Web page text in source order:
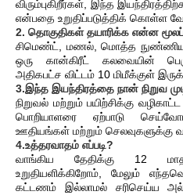
விரும்புகிறீர்கள், இந்த
என்பதை உறுதிப்படுத்திக் கொள்ள
2. தொகுதிகள் தயாரிக்க என்ன
சிமெண்ட், மணல், மொத்த நுண்ணிய
ஒரு கான்கிரீட் கலவையின்
அதிகபட்ச விட்டம் 10 மிமீக்குள்
3.இந்த இயந்திரத்தை நான் நிறுவ
நிறுவல் மற்றும் பயிற்சிக்கு
பொறியாளரை ஏற்பாடு
ஊதியங்கள் மற்றும் செலவுகளுக்கு
4.உத்தரவாதம் எப்படி?
வாங்கிய தேதிக்கு 12
உறுதியளிக்கிறோம், மேலும்
கட்டணம் இல்லாமல் சரிசெய்ய